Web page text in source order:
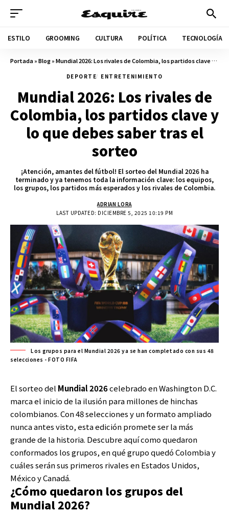
ESTILO GROOMING CULTURA POLÍTICA TECNOLOGÍA
Portada»Blog»Mundial 2026: Los rivales de Colombia, los partidos clave y lo que debes saber tras el sorteo
DEPORTE ENTRETENIMIENTO
Mundial 2026: Los rivales de
Colombia, los partidos clave y
lo que debes saber tras el
sorteo
¡Atención, amantes del fútbol! El sorteo del Mundial 2026 ha
terminado y ya tenemos toda la información clave: los equipos,
los grupos, los partidos más esperados y los rivales de Colombia.
LAST UPDATED: DICIEMBRE 5, 2025 10:19 PM
ADRIAN LORA
Los grupos para el Mundial 2026 ya se han completado con sus 48
selecciones - FOTO FIFA
El sorteo del Mundial 2026celebrado en Washington D.C.
marca el inicio de la ilusión para millones de hinchas
colombianos. Con 48 selecciones y un formato ampliado
nunca antes visto, esta edición promete ser la más
grande de la historia. Descubre aquí como quedaron
conformados los grupos, en qué grupo quedó Colombia y
cuáles serán sus primeros rivales en Estados Unidos,
México y Canadá.
¿Cómo quedaron los grupos del
Mundial 2026?